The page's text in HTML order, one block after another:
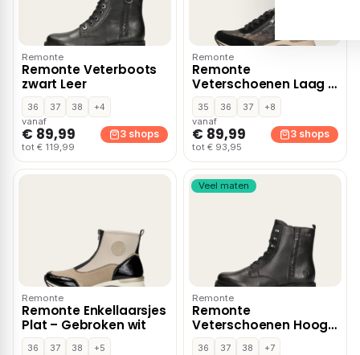
Remonte
Remonte Veterboots
zwart Leer
36 37 38
+4
vanaf
€ 89,99
tot € 119,99
3 shops
Remonte
Remonte
Veterschoenen Laag –
Zwart
35 36 37
+8
vanaf
€ 89,99
tot € 93,95
3 shops
Remonte
Remonte Enkellaarsjes
Plat – Gebroken wit
36 37 38 +5
Veel maten
Remonte
Remonte
Veterschoenen Hoog
– Zwart
36 37 38
+7